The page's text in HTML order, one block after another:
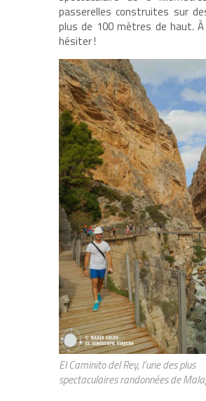
passerelles construites sur
plus de 100 mètres de haut.
hésiter !
El Caminito del Rey, l’une des plus
spectaculaires randonnées de